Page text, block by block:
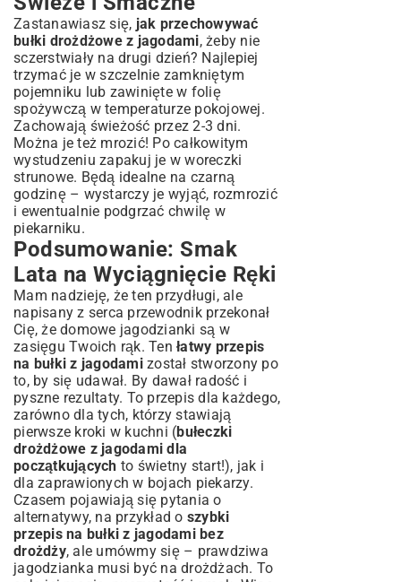
Zastanawiasz się, jak przechowywać
bułki drożdżowe z jagodami, żeby nie
sczerstwiały na drugi dzień? Najlepiej
trzymać je w szczelnie zamkniętym
pojemniku lub zawinięte w folię
spożywczą w temperaturze pokojowej.
Zachowają świeżość przez 2-3 dni.
Można je też mrozić! Po całkowitym
wystudzeniu zapakuj je w woreczki
strunowe. Będą idealne na czarną
godzinę – wystarczy je wyjąć, rozmrozić
i ewentualnie podgrzać chwilę w
piekarniku.
Podsumowanie: Smak
Lata na Wyciągnięcie Ręki
Mam nadzieję, że ten przydługi, ale
napisany z serca przewodnik przekonał
Cię, że domowe jagodzianki są w
zasięgu Twoich rąk. Ten łatwy przepis
na bułki z jagodamizostał stworzony po
to, by się udawał. By dawał radość i
pyszne rezultaty. To przepis dla każdego,
zarówno dla tych, którzy stawiają
pierwsze kroki w kuchni (bułeczki
drożdżowe z jagodami dla
początkujących to świetny start!), jak i
dla zaprawionych w bojach piekarzy.
Czasem pojawiają się pytania o
alternatywy, na przykład o szybki
przepis na bułki z jagodami bez
drożdży, ale umówmy się – prawdziwa
jagodzianka musi być na drożdżach. To